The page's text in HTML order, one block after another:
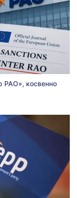
РАО», косвенно